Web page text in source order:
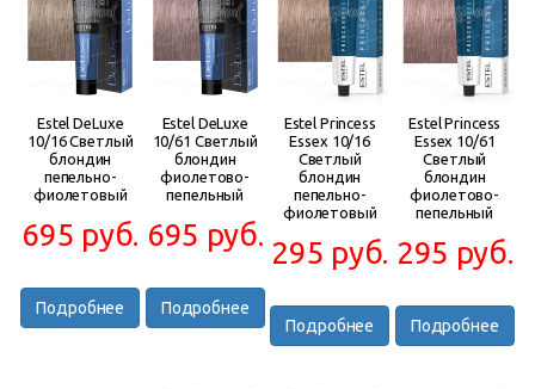
Estel DeLuxe
10/16 Светлый
блондин
пепельно-
фиолетовый
695 руб.
Подробнее
Estel DeLuxe
10/61 Светлый
блондин
фиолетово-
пепельный
695 руб.
Подробнее
Estel Princess
Essex 10/16
Светлый
блондин
пепельно-
фиолетовый
295 руб.
Подробнее
Estel Princess
Essex 10/61
Светлый
блондин
фиолетово-
пепельный
295 руб.
Подробнее